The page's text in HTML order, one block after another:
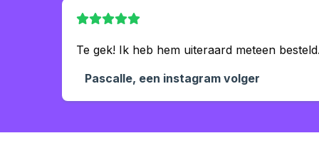
Te gek! Ik heb hem uiteraard meteen
Pascalle, een instagram volger